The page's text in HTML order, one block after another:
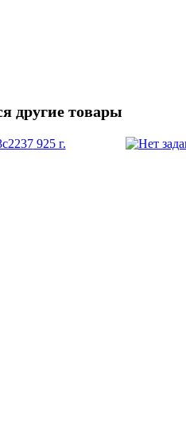
другие товары
925 г.